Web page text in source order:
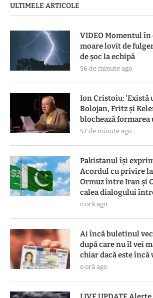
ULTIMELE ARTICOLE
VIDEO Momentul
moare lovit de
de șoc la echipă
56 de minute ago
Ion Cristoiu: 'Există
Bolojan, Fritz și
blochează
57 de minute ago
Pakistanul îşi
Acordul cu privire
Ormuz între Iran şi
calea dialogului
o oră ago
Ai încă buletinul
după care nu îl vei
chiar dacă este încă
o oră ago